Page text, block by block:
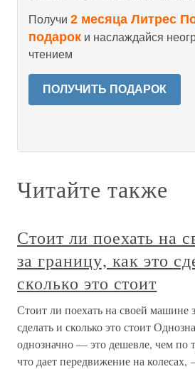
Получи 2 месяца Литрес
подарок и наслаждайся
чтением
ПОЛУЧИТЬ ПОДАРОК
Читайте также
Стоит ли поехать на
за границу, как это
сколько это стоит
Стоит ли поехать на своей машине
сделать и сколько это стоит
однозначно — это дешевле, чем по
что дает передвижение на